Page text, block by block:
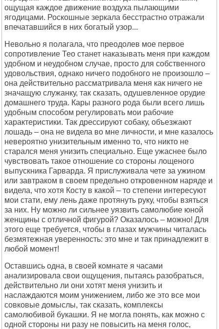
ощущая каждое движение воздуха пылающими
ягодицами. Роскошные зеркала бесстрастно отражали
впечатавшийся в них богатый узор...
Невольно я полагала, что преодолев мое первое
сопротивление Тео станет наказывать меня при каждом
удобном и неудобном случае, просто для собственного
удовольствия, однако ничего подобного не произошло –
она действительно рассматривала меня как ничего не
значащую служанку, так сказать, одушевленное орудие
домашнего труда. Кары разного рода были всего лишь
удобным способом регулировать мои рабочие
характеристики. Так дрессируют собаку, объезжают
лошадь – она не видела во мне личности, и мне казалось
невероятно унизительным именно то, что никто не
старался меня унизить специально. Еще ужаснее было
чувствовать такое отношение со стороны лощеного
выпускника Гарварда. Я прислуживала чете за ужином
или завтраком в своем предельно откровенном наряде и
видела, что хотя Косту в какой – то степени интересуют
мои стати, ему лень даже протянуть руку, чтобы взяться
за них. Ну можно ли сильнее уязвить самолюбие юной
женщины с отличной фигурой? Оказалось – можно! Для
этого еще требуется, чтобы в глазах мужчины читалась
безмятежная уверенность: это мне и так принадлежит в
любой момент!
Оставшись одна, в своей комнате я часами
анализировала свои ощущения, пытаясь разобраться,
действительно ли они хотят меня унизить и
наслаждаются моим унижением, либо же это все мои
совковые домыслы, так сказать, комплексы
самолюбивой букашки. Я не могла понять, как можно с
одной стороны ни разу не повысить на меня голос,